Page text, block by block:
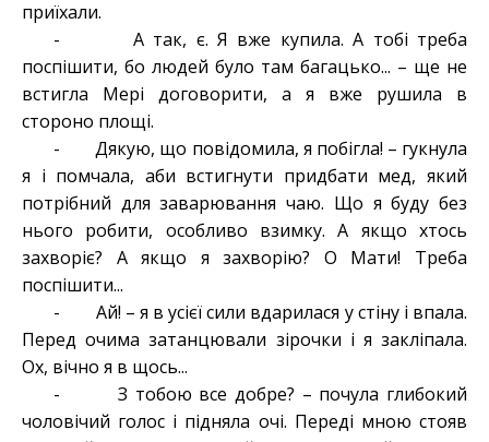
приїхали.
- А так, є. Я вже купила. А тобі треба
поспішити, бо людей було там багацько... – ще не
встигла Мері договорити, а я вже рушила в
стороно площі.
- Дякую, що повідомила, я побігла! – гукнула
я і помчала, аби встигнути придбати мед, який
потрібний для заварювання чаю. Що я буду без
нього робити, особливо взимку. А якщо хтось
захворіє? А якщо я захворію? О Мати! Треба
поспішити...
- Ай! – я в усієї сили вдарилася у стіну і впала.
Перед очима затанцювали зірочки і я закліпала.
Ох, вічно я в щось...
- З тобою все добре? – почула глибокий
чоловічий голос і підняла очі. Переді мною стояв